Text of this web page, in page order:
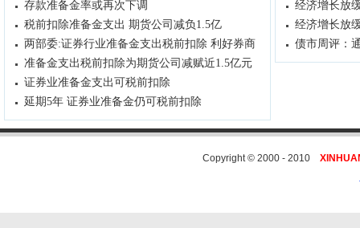
存款准备金率或再次下调
税前扣除准备金支出 期货公司减负1.5亿
两部委:证券行业准备金支出税前扣除 利好券商
准备金支出税前扣除为期货公司减赋近1.5亿元
证券业准备金支出可税前扣除
延期5年 证券业准备金仍可税前扣除
经济增长放
经济增长放
债市周评：
Copyright © 2000 - 2010